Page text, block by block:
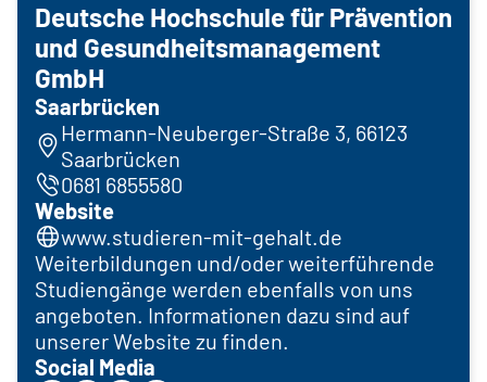
Deutsche Hochschule für Prävention
und Gesundheitsmanagement
GmbH
Saarbrücken
Hermann-Neuberger-Straße 3, 66123
Saarbrücken
0681 6855580
Website
www.studieren-mit-gehalt.de
Weiterbildungen und/oder weiterführende
Studiengänge werden ebenfalls von uns
angeboten. Informationen dazu sind auf
unserer Website zu finden.
Social Media